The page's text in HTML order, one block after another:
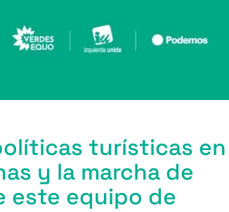
turísticas en
y la marcha de
este equipo de